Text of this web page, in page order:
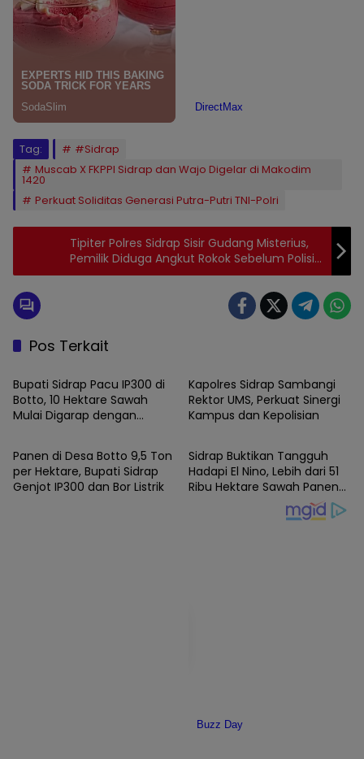
Tag:
#Sidrap
Muscab X FKPPI Sidrap dan Wajo Digelar di Makodim
1420
Perkuat Soliditas Generasi Putra-Putri TNI-Polri
Tipiter Polres Sidrap Sisir Gudang Misterius,
Pemilik Diduga Angkut Rokok Sebelum Polisi
Datang
Pos Terkait
SIDRAP
Bupati Sidrap Pacu IP300 di
Botto, 10 Hektare Sawah
Mulai Digarap dengan
Kapolres Sidrap Sambangi
Rektor UMS, Perkuat Sinergi
Kampus dan Kepolisian
SIDRAP
Panen di Desa Botto 9,5 Ton
per Hektare, Bupati Sidrap
Genjot IP300 dan Bor Listrik
SIDRAP
Sidrap Buktikan Tangguh
Hadapi El Nino, Lebih dari 51
Ribu Hektare Sawah Panen
dan PM-AAS Lampaui Target